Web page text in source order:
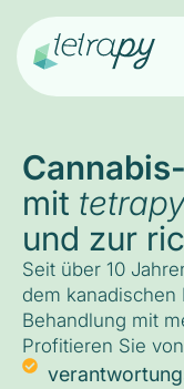
mit tetrapy
und zur
Seit über 10
dem
Behandlung mit
Profitieren Sie